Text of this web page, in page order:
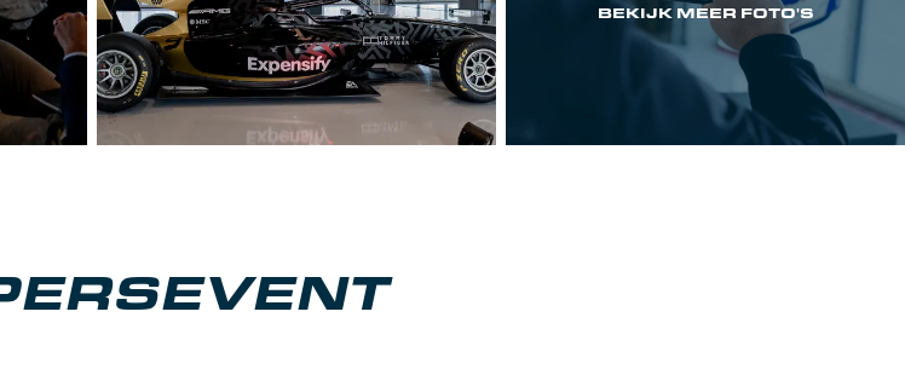
BEKIJK MEER FOTO'S